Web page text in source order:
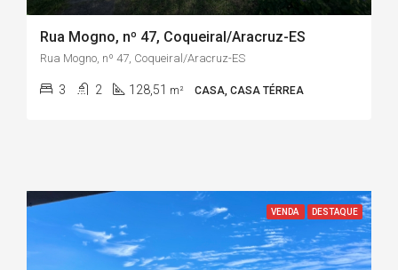
Rua Mogno, nº 47, Coqueiral/Aracruz-ES
Rua Mogno, nº 47, Coqueiral/Aracruz-ES
3 2 128,51 m² CASA, CASA TÉRREA
VENDA DESTAQUE